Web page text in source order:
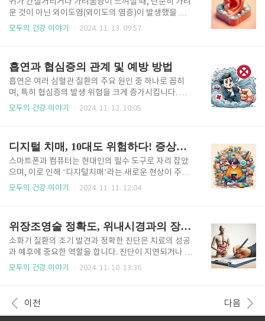
합니다. 이 글에서는 두 질환의 초기 증상과 차이점을
설명하고 각 상황에 맞는 대응 방법을 알려드리겠습니
다. 협심증이란 무엇인가요? 협심증은 주로 관상동
운 심장마비는 아니지만,..
운 것이 아닌 외이도염(외이도의 염증)이 발생했을 가
능성이 있습니다. 외이도염은 귀의 외이도에 염증이 생
이 주요 원인으로 작용합니다. 외이도염을 방치하면
증상이 악화되어 청력 손실이나 더 심각한 합병증으로
이어질 수 있어, 초기 관리와 예방이 매우 중요합니다.
이 글에서는 귀가 간질간질할 때 외이도염을 의심해야
하는 이유와 외이도염의 주요 원인과 증상, 효과적인 치
수 있으며, 생활 ..
모두의 건강 이야기 2024. 11. 13. 09:57
흡연과 협심증의 관계 및 예방 방법
흡연은 여러 심혈관 질환의 주요 원인 중 하나로 꼽히
며, 특히 협심증의 발생 위험을 크게 증가시킵니다. 협
심증은 심장 근육으로의 혈액 공급이 부족해 가슴에 통
높으므로 주의가 필요합니다. 이 글에서는 흡연이 협심
증에 어떤 영향을 미치는지, 구체적인 원인과 함께 협심
증 예방 및 개선 방안을 알아보겠습니다. 흡연과 심혈
관계의 관계 흡연은 심혈관계에 유해한 물질을 공급하
여 혈관 건강을 해치고, 협심증 발병 위험을 높입니다.
응집을 촉진해..
모두의 건강 이야기 2024. 11. 12. 10:05
디지털 치매, 10대도 위험하다! 증상과 예방을 위한 가이드
스마트폰과 컴퓨터는 현대인의 필수 도구로 자리 잡았
으며, 이로 인해 ‘디지털치매’라는 새로운 현상이 주목
받고 있습니다. 디지털치매는 사람들이 정보를 직접 기
하면서 위험성이 크게 증가하고 있습니다. 디지털치매
는 우리의 기억력과 인지 기능에 기술이 어떻게 영향을
미치는지 보여주는 대표적 사례입니다. 그렇다면 디지
털치매가 청소년에게 왜 위험한지, 이를 예방하기 위한
효과적인 방법은 무엇인지 알아보겠습니다. 디지털치
성어로, 과도한 스마트폰, 태블릿, 컴퓨터 등의 사용에
따른 기억력 저하와 인지 기능의..
모두의 건강 이야기 2024. 11. 11. 12:04
위장조영술 정확도, 위내시경과의 장단점 비교
소화기 질환의 조기 발견과 정확한 진단은 치료의 성공
과 예후에 중요한 역할을 합니다. 진단이 지연되거나 정
확하지 않으면 치료의 적기를 놓치고 질병이 악화될 수
지 검사법이 소화기 혈관조영술과 위내시경입니다. 두
검사법은 각각 다른 방식으로 특정 상황에 최적화되어
모두의 건강 이야기 2024. 11. 10. 13:36
이전 다음